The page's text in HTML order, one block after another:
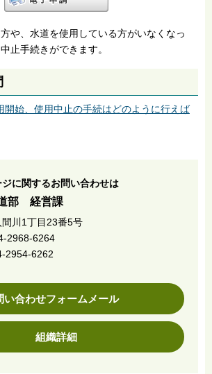
や、水道を使用している方がいなくなっ
止手続きができます。
開始、使用中止の手続はどのように行えば
ジに関するお問い合わせは
道部 経営課
川1丁目23番5号
2968-6264
2954-6262
い合わせフォームメール
組織詳細